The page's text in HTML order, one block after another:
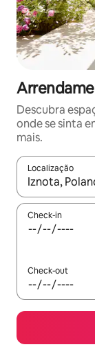
Descubra
onde se sinta
mais.
Localização
Quando os
Check-in
Check-out